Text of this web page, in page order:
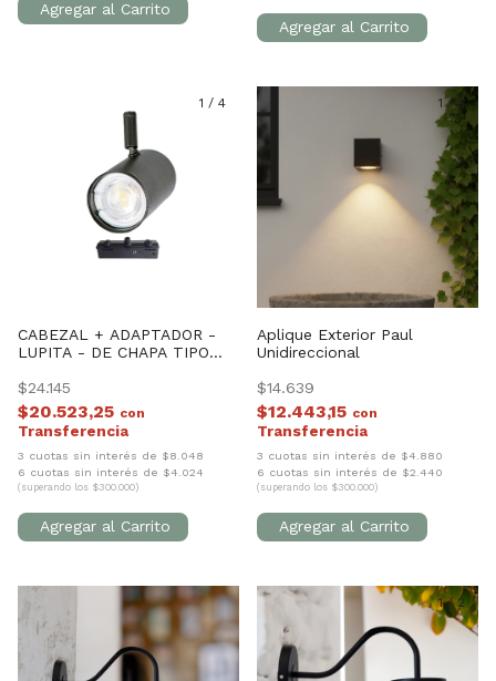
1 / 4
CABEZAL + ADAPTADOR -
LUPITA - DE CHAPA TIPO
***
$24.145
$20.523,25 con
3 cuotas sin interés de $8.048
6 cuotas sin interés de $4.024
(superando los $300.000)
1/ 5
Aplique Exterior Paul
Unidireccional
$14.639
$12.443,15 con
3 cuotas sin interés de $4.880
6 cuotas sin interés de $2.440
(superando los $300.000)
1/2